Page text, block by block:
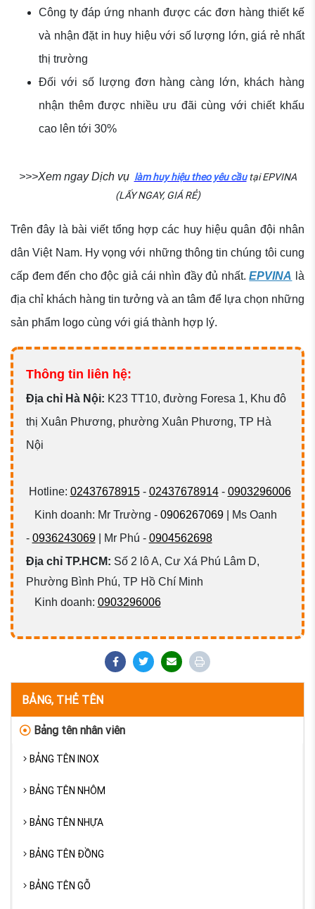
Công ty đáp ứng nhanh được các đơn hàng thiết kế
và nhận đặt in huy hiệu với số lượng lớn, giá rẻ nhất
thị trường
Đối với số lượng đơn hàng càng lớn, khách hàng
nhận thêm được nhiều ưu đãi cùng với chiết khấu
cao lên tới 30%
>>>Xem ngay Dịch vụ làm huy hiệu theo yêu cầutại EPVINA
(LẤY NGAY, GIÁ RẺ)
Trên đây là bài viết tổng hợp các huy hiệu quân đội nhân
dân Việt Nam. Hy vọng với những thông tin chúng tôi cung
cấp đem đến cho độc giả cái nhìn đầy đủ nhất.EPVINA là
địa chỉ khách hàng tin tưởng và an tâm để lựa chọn những
sản phẩm logo cùng với giá thành hợp lý.
Thông tin liên hệ:
Địa chỉ Hà Nội: K23 TT10, đường Foresa 1, Khu đô
thị Xuân Phương, phường Xuân Phương, TP Hà
Nội
Hotline: 02437678915- 02437678914- 0903296006
Kinh doanh: Mr Trường - 0906267069| Ms Oanh
- 0936243069| Mr Phú - 0904562698
Địa chỉ TP.HCM: Số 2 lô A, Cư Xá Phú Lâm D,
Phường Bình Phú, TP Hồ Chí Minh
Kinh doanh: 0903296006
BẢNG, THẺ TÊN
Bảng tên nhân viên
BẢNG TÊN INOX
BẢNG TÊN NHÔM
BẢNG TÊN NHỰA
BẢNG TÊN ĐỒNG
BẢNG TÊN GỖ